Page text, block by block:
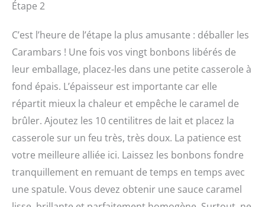
Étape 2
C’est l’heure de l’étape la plus amusante : déballer les
Carambars ! Une fois vos vingt bonbons libérés de
leur emballage, placez-les dans une petite casserole à
fond épais. L’épaisseur est importante car elle
répartit mieux la chaleur et empêche le caramel de
brûler. Ajoutez les 10 centilitres de lait et placez la
casserole sur un feu très, très doux. La patience est
votre meilleure alliée ici. Laissez les bonbons fondre
tranquillement en remuant de temps en temps avec
une spatule. Vous devez obtenir une sauce caramel